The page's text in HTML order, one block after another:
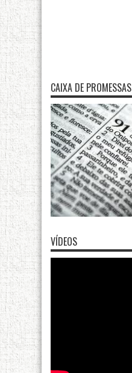
CAIXA DE PROMESSAS
VÍDEOS